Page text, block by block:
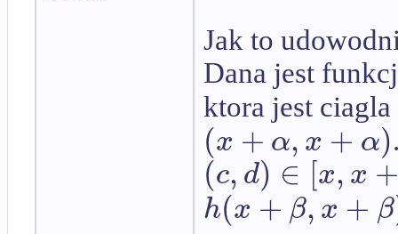
Jak to
Dana jest
ktora jest
(x + α,x + α)
(c,d) ∈ [x,x +
h(x + β,x + β